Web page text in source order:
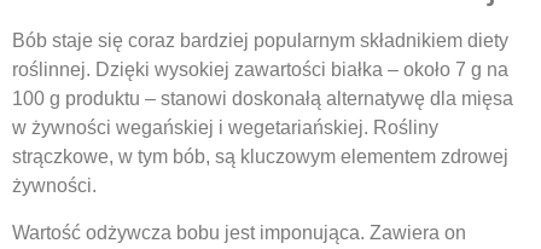
Bób staje się coraz bardziej popularnym składnikiem diety
roślinnej. Dzięki wysokiej zawartości białka – około 7 g na
100 g produktu – stanowi doskonałą alternatywę dla mięsa
w żywności wegańskiej i wegetariańskiej. Rośliny
strączkowe, w tym bób, są kluczowym elementem zdrowej
żywności.
Wartość odżywcza bobu jest imponująca. Zawiera on